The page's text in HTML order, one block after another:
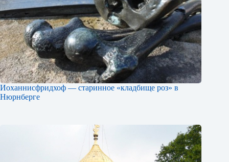
Иоханнисфридхоф — старинное «кладбище роз» в
Нюрнберге